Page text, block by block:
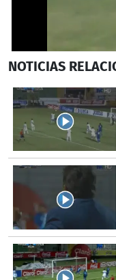
seconds
21
seconds
NOTICIAS